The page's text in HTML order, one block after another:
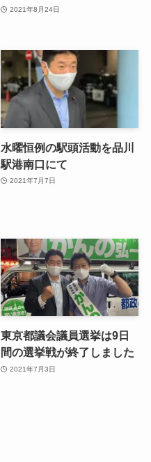
2021年8月24日
水曜恒例の駅頭活動を品川
駅港南口にて
2021年7月7日
東京都議会議員選挙は9日
間の選挙戦が終了しました
2021年7月3日